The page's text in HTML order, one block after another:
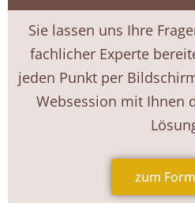
Sie lassen uns Ihre
fachlicher Experte
jeden Punkt per
Websession mit Ihnen
zum